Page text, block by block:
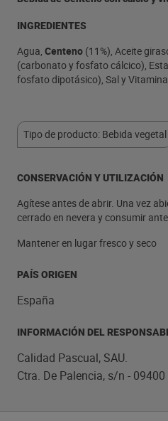
INGREDIENTES
Agua, Centeno (11%), Aceite
(carbonato y fosfato cálcico),
fosfato dipotásico), Sal y
Tipo de producto: Bebida vegetal
CONSERVACIÓN Y UTILIZACIÓN
Agítese antes de abrir. Una vez
cerrado en nevera y consumir
Mantener en lugar fresco y seco
PAÍS ORIGEN
España
INFORMACIÓN DEL
Calidad Pascual, SAU.
Ctra. De Palencia, s/n -